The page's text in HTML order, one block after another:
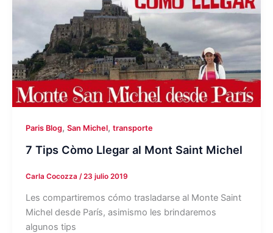
Paris Blog, San Michel, transporte
7 Tips Còmo Llegar al Mont Saint Michel
Carla Cocozza /23 julio 2019
Les compartiremos cómo trasladarse al Monte Saint
Michel desde París, asimismo les brindaremos
algunos tips